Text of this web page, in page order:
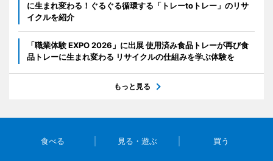
に生まれ変わる！ぐるぐる循環する「トレーtoトレー」のリサ
イクルを紹介
「職業体験 EXPO 2026」に出展 使用済み食品トレーが再び食
品トレーに生まれ変わる リサイクルの仕組みを学ぶ体験を
もっと見る
食べる 見る・遊ぶ 買う